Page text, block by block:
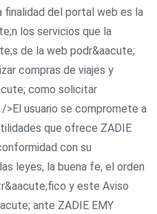
del portal web es la
los servicios que la
de la web podr&aacute;
compras de viajes y
como solicitar
usuario se compromete a
que ofrece ZADIE
con su
leyes, la buena fe, el orden
y este Aviso
ante ZADIE EMY